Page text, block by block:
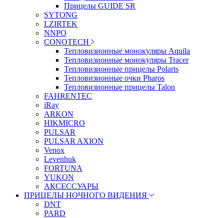
Прицелы GUIDE SR
SYTONG
LZIRTEK
NNPO
CONOTECH
Тепловизионные монокуляры Aquila
Тепловизионные монокуляры Tracer
Тепловизионные прицелы Polaris
Тепловизионные очки Pharos
Тепловизионные прицелы Talon
FAHRENTEC
iRay
ARKON
HIKMICRO
PULSAR
PULSAR AXION
Venox
Levenhuk
FORTUNA
YUKON
АКСЕССУАРЫ
ПРИЦЕЛЫ НОЧНОГО ВИДЕНИЯ
DNT
PARD